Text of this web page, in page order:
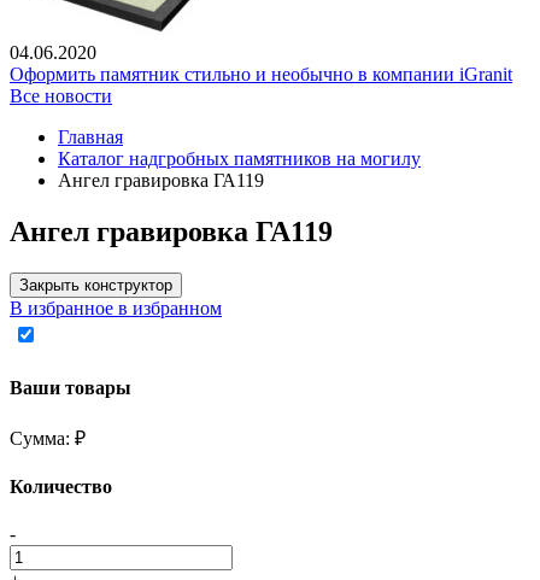
04.06.2020
Оформить памятник стильно и необычно в компании iGranit
Все новости
Главная
Каталог надгробных памятников на могилу
Ангел гравировка ГА119
Ангел гравировка ГА119
Закрыть конструктор
В избранное в избранном
Ваши товары
Сумма: ₽
Количество
-